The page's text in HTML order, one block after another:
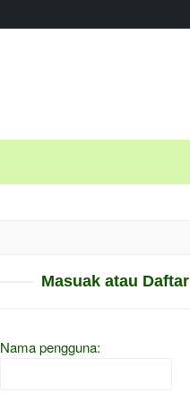
Masuak atau Daftar
Nama pengguna: